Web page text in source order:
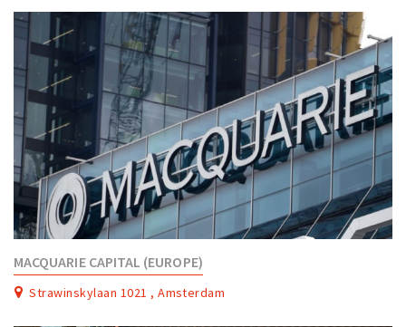
MACQUARIE CAPITAL (EUROPE)
Strawinskylaan 1021 , Amsterdam